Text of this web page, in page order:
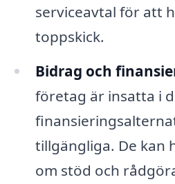
serviceavtal för att
toppskick.
Bidrag och
företag är insatta i
tillgängliga. De kan
om stöd och